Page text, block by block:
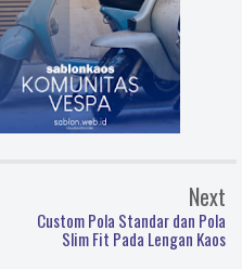
Next
Custom Pola Standar dan Pola
Slim Fit Pada Lengan Kaos